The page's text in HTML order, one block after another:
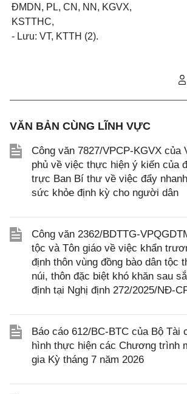
ĐMDN, PL, CN, NN, KGVX,
KSTTHC,
- Lưu: VT, KTTH (2).
VĂN BẢN CÙNG LĨNH VỰC
Công văn 7827/VPCP-KGVX của
phủ về việc thực hiện ý kiến của
trực Ban Bí thư về việc đẩy
sức khỏe định kỳ cho người dân
Công văn 2362/BDTTG-
tộc và Tôn giáo về việc khẩn
định thôn vùng đồng bào dân tộc
núi, thôn đặc biệt khó khăn sau
định tại Nghị định 272/2025/NĐ-
Báo cáo 612/BC-BTC của Bộ Tài
hình thực hiện các Chương trình
gia Kỳ tháng 7 năm 2026